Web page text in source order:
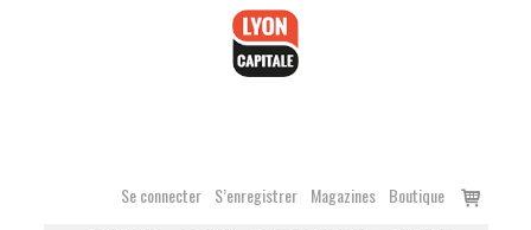
Se connecter S’enregistrer Magazines Boutique
Voir